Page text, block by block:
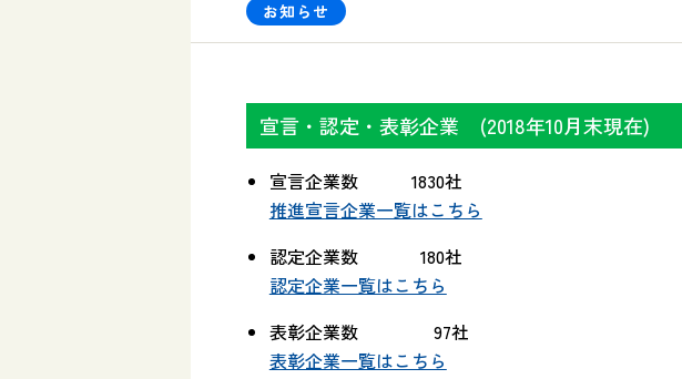
お知らせ
宣言・認定・表彰企業 (2018年10月末現在)
宣言企業数 1830社
推進宣言企業一覧はこちら
認定企業数 180社
認定企業一覧はこちら
表彰企業数 97社
表彰企業一覧はこちら